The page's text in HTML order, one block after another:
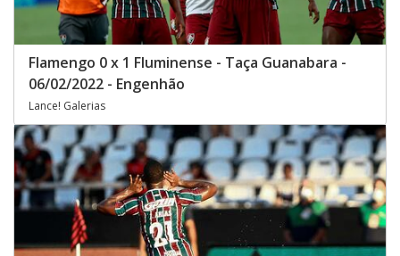
Flamengo 0 x 1 Fluminense - Taça Guanabara -
06/02/2022 - Engenhão
Lance! Galerias